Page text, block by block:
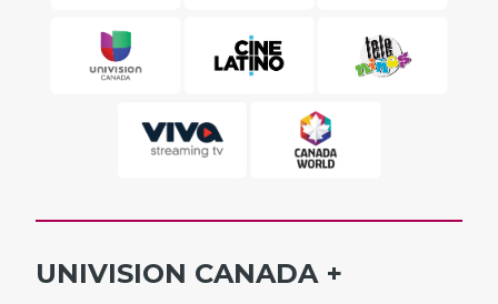
UNIVISION CANADA